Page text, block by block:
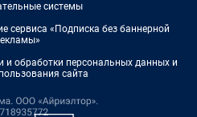
системы
сервиса «Подписка без баннерной
и обработки персональных данных и
сайта